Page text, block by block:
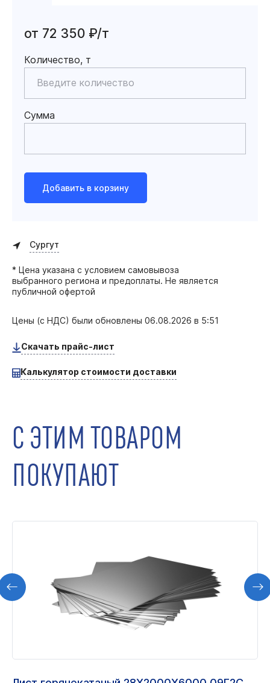
от 72 350 ₽/т
Количество, т
Сумма
Добавить в корзину
Сургут
* Цена указана с условием самовывоза
выбранного региона и предоплаты. Не является
публичной офертой
Цены (с НДС) были обновлены 06.08.2026 в 5:51
Скачать прайс-лист
Калькулятор стоимости доставки
С ЭТИМ ТОВАРОМ
ПОКУПАЮТ